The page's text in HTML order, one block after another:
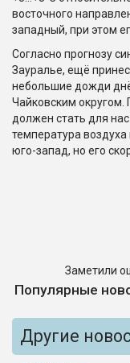
восточного
западный, при этом
Согласно прогнозу
Зауралье, ещё
небольшие дожди
Чайковским округом.
должен стать для
температура воздуха
юго-запад, но его
Заметили
Популярные
Другие